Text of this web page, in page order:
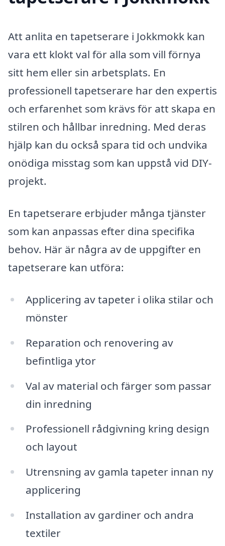
Att anlita en tapetserare i Jokkmokk kan
vara ett klokt val för alla som vill förnya
sitt hem eller sin arbetsplats. En
professionell tapetserare har den expertis
och erfarenhet som krävs för att skapa en
stilren och hållbar inredning. Med deras
hjälp kan du också spara tid och undvika
onödiga misstag som kan uppstå vid DIY-
projekt.
En tapetserare erbjuder många tjänster
som kan anpassas efter dina specifika
behov. Här är några av de uppgifter en
tapetserare kan utföra:
Applicering av tapeter i olika stilar och
mönster
Reparation och renovering av
befintliga ytor
Val av material och färger som passar
din inredning
Professionell rådgivning kring design
och layout
Utrensning av gamla tapeter innan ny
applicering
Installation av gardiner och andra
textiler